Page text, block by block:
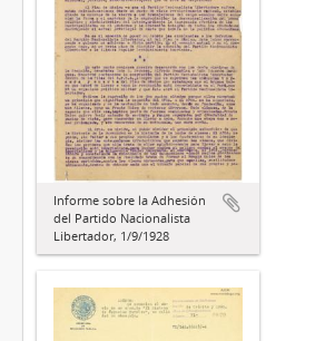
Informe sobre la Adhesión
del Partido Nacionalista
Libertador, 1/9/1928